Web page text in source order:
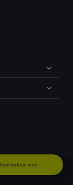
Kontakta oss